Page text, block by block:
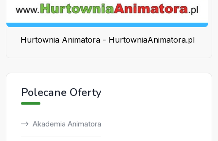
Hurtownia Animatora - HurtowniaAnimatora.pl
Polecane Oferty
Akademia Animatora